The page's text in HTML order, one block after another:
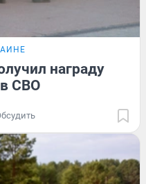
награду
в СВО